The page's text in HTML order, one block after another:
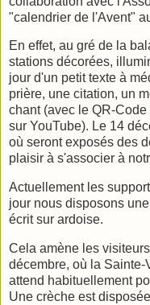
"calendrier de l'Avent"
En effet, au gré de la
stations décorées,
jour d'un petit texte à
prière, une citation, un
chant (avec le QR-
sur YouTube). Le 14
où seront exposés des
plaisir à s'associer à
Actuellement les
jour nous disposons
écrit sur ardoise.
Cela amène les
décembre, où la
attend habituellement
Une crèche est